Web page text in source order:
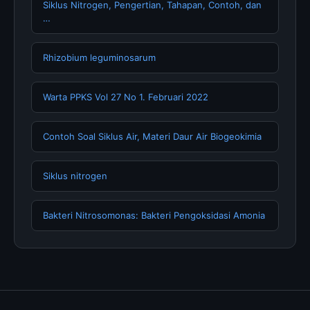
Siklus Nitrogen, Pengertian, Tahapan, Contoh, dan
…
Rhizobium leguminosarum
Warta PPKS Vol 27 No 1. Februari 2022
Contoh Soal Siklus Air, Materi Daur Air Biogeokimia
Siklus nitrogen
Bakteri Nitrosomonas: Bakteri Pengoksidasi Amonia